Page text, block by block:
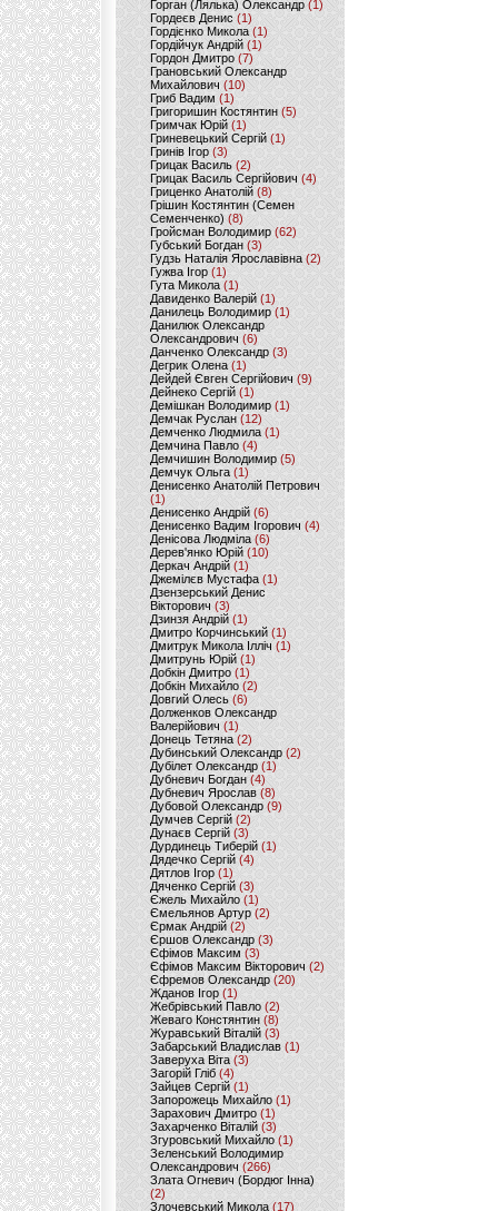
Горган (Лялька) Олександр(1)
Гордеєв Денис (1)
Гордієнко Микола (1)
Гордійчук Андрій (1)
Гордон Дмитро (7)
Грановський Олександр
Михайлович (10)
Гриб Вадим (1)
Григоришин Костянтин (5)
Гримчак Юрій(1)
Гриневецький Сергій(1)
Гринів Ігор (3)
Грицак Василь (2)
Грицак Василь Сергійович (4)
Гриценко Анатолій (8)
Грішин Костянтин (Семен
Семенченко)(8)
Гройсман Володимир(62)
Губський Богдан (3)
Гудзь Наталія Ярославівна(2)
Гужва Ігор (1)
Гута Микола (1)
Давиденко Валерій (1)
Данилець Володимир(1)
Данилюк Олександр
Олександрович (6)
Данченко Олександр (3)
Дегрик Олена(1)
Дейдей Євген Сергійович(9)
Дейнеко Сергій (1)
Демішкан Володимир(1)
Демчак Руслан (12)
Демченко Людмила (1)
Демчина Павло (4)
Демчишин Володимир (5)
Демчук Ольга(1)
Денисенко Анатолій Петрович
(1)
Денисенко Андрій (6)
Денисенко Вадим Ігорович (4)
Денісова Людміла(6)
Дерев'янко Юрій(10)
Деркач Андрій(1)
Джемілєв Мустафа (1)
Дзензерський Денис
Вікторович (3)
Дзинзя Андрій (1)
Дмитро Корчинський (1)
Дмитрук Микола Ілліч (1)
Дмитрунь Юрій (1)
Добкін Дмитро(1)
Добкін Михайло (2)
Довгий Олесь (6)
Долженков Олександр
Валерійович (1)
Донець Тетяна (2)
Дубинський Олександр(2)
Дубілет Олександр (1)
Дубневич Богдан (4)
Дубневич Ярослав (8)
Дубовой Олександр(9)
Думчев Сергій (2)
Дунаєв Сергій(3)
Дурдинець Тиберій (1)
Дядечко Сергій (4)
Дятлов Ігор (1)
Дяченко Сергій (3)
Єжель Михайло (1)
Ємельянов Артур (2)
Єрмак Андрій (2)
Єршов Олександр (3)
Єфімов Максим (3)
Єфімов Максим Вікторович (2)
Єфремов Олександр (20)
Жданов Ігор (1)
Жебрівський Павло (2)
Жеваго Констянтин (8)
Журавський Віталій (3)
Забарський Владислав (1)
Заверуха Віта (3)
Загорій Гліб (4)
Зайцев Сергій(1)
Запорожець Михайло (1)
Зарахович Дмитро (1)
Захарченко Віталій (3)
Згуровський Михайло (1)
Зеленський Володимир
Олександрович (266)
Злата Огневич (Бордюг Інна)
(2)
Злочевський Микола(17)